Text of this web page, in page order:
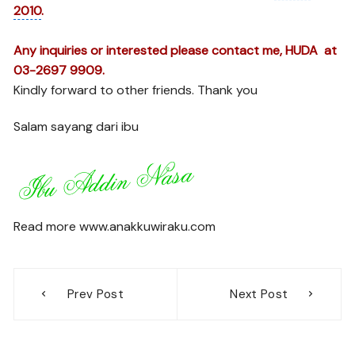
2010.
Any inquiries or interested please contact me, HUDA at
03-2697 9909.
Kindly forward to other friends. Thank you
Salam sayang dari ibu
Read more www.anakkuwiraku.com
navigation
Prev Post Next Post